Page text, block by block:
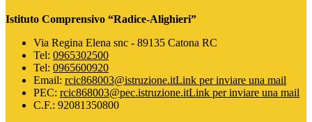
Istituto Comprensivo “Radice-Alighieri”
Via Regina Elena snc - 89135 Catona RC
Tel: 0965302500
Tel: 0965600920
Email: rcic868003@istruzione.itLink per inviare una mail
PEC: rcic868003@pec.istruzione.itLink per inviare una mail
C.F.: 92081350800